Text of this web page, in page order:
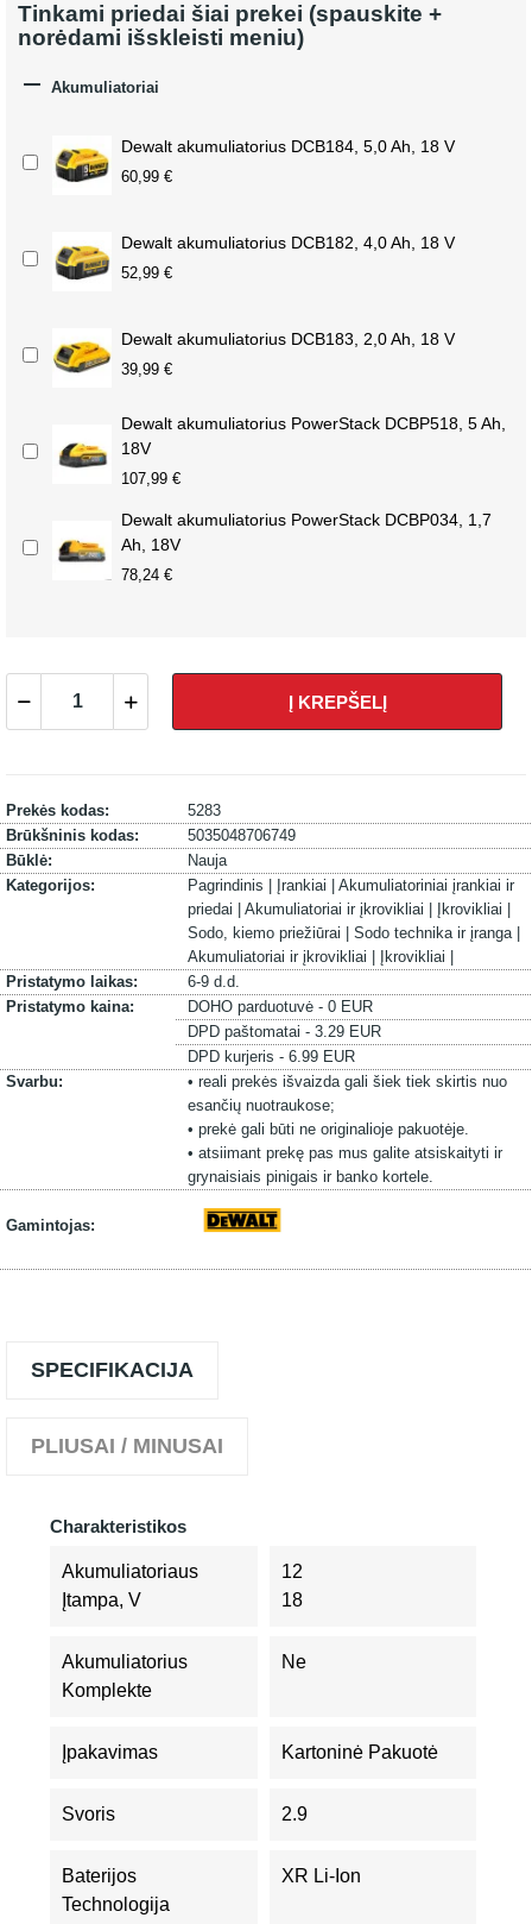
Tinkami priedai šiai prekei (spauskite +
norėdami išskleisti meniu)
 Akumuliatoriai
Dewalt akumuliatorius DCB184, 5,0 Ah, 18 V
60,99 €
Dewalt akumuliatorius DCB182, 4,0 Ah, 18 V
52,99 €
Dewalt akumuliatorius DCB183, 2,0 Ah, 18 V
39,99 €
Dewalt akumuliatorius PowerStack DCBP518, 5 Ah,
18V
107,99 €
Dewalt akumuliatorius PowerStack DCBP034, 1,7
Ah, 18V
78,24 €
Į KREPŠELĮ
Prekės kodas:
5283
Brūkšninis kodas:
5035048706749
Būklė:
Nauja
Kategorijos:
Pagrindinis | Įrankiai | Akumuliatoriniai įrankiai ir
priedai | Akumuliatoriai ir įkrovikliai |
Įkrovikliai |
Sodo, kiemo priežiūrai | Sodo technika ir įranga |
Akumuliatoriai ir įkrovikliai |
Įkrovikliai |
Pristatymo laikas:
6-9 d.d.
Pristatymo kaina:
DOHO parduotuvė - 0 EUR
DPD paštomatai - 3.29 EUR
DPD kurjeris - 6.99 EUR
Svarbu:
• reali prekės išvaizda gali šiek tiek skirtis nuo
esančių nuotraukose;
• prekė gali būti ne originalioje pakuotėje.
• atsiimant prekę pas mus galite atsiskaityti ir
grynaisiais pinigais ir banko kortele.
Gamintojas:
SPECIFIKACIJA
PLIUSAI / MINUSAI
Charakteristikos
Akumuliatoriaus
Įtampa, V
12
18
Akumuliatorius
Komplekte
Ne
Įpakavimas Kartoninė Pakuotė
Svoris 2.9
Baterijos
Technologija
XR Li-Ion